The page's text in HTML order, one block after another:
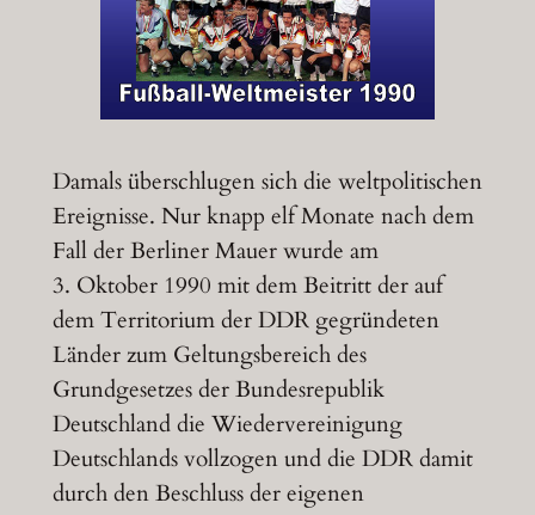
Damals überschlugen sich die weltpolitischen
Ereignisse. Nur knapp elf Monate nach dem
Fall der Berliner Mauer wurde am
3. Oktober 1990 mit dem Beitritt der auf
dem Territorium der DDR gegründeten
Länder zum Geltungsbereich des
Grundgesetzes der Bundesrepublik
Deutschland die Wiedervereinigung
Deutschlands vollzogen und die DDR damit
durch den Beschluss der eigenen